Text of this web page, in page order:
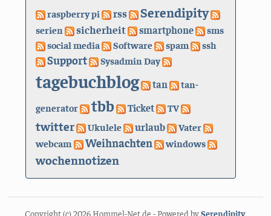
raspberry pi rss Serendipity
serien sicherheit smartphone
sms
social media
Software spam ssh
Support Sysadmin Day
tagebuchblog tan
tan-
generator
tbb Ticket TV
twitter Ukulele urlaub
Vater
webcam
Weihnachten windows
wochennotizen
Copyright (c) 2026 Hommel-Net.de - Powered bySerendipity.